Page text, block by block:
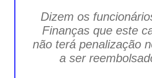
Dizem os
Finanças que este
não terá penalização
a ser